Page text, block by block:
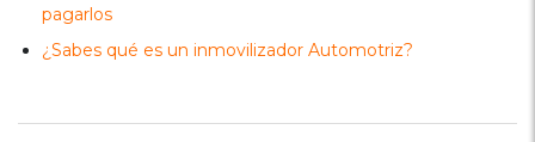
pagarlos
¿Sabes qué es un inmovilizador Automotriz?